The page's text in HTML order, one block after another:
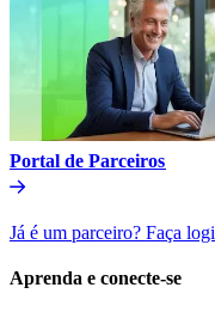
Portal de Parceiros​​
Já é um parceiro? Faça
Aprenda e conecte-se​​